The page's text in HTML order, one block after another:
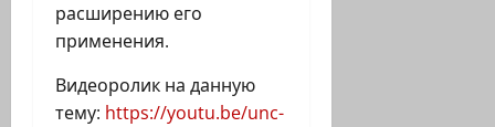
расширению его
применения.
Видеоролик на данную
тему: https://youtu.be/unc-